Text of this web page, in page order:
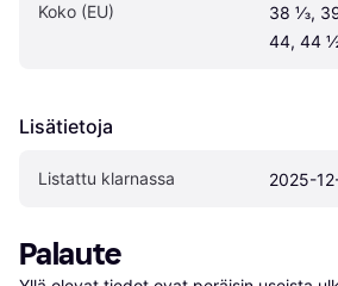
Koko (EU)
38 ⅓,
44, 44
Lisätietoja
Listattu klarnassa 2025-
Palaute